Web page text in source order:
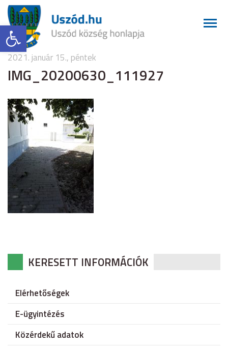
Eszköztár megnyitása
2021. január 15., péntek
IMG_20200630_111927
KERESETT INFORMÁCIÓK
Elérhetőségek
E-ügyintézés
Közérdekű adatok